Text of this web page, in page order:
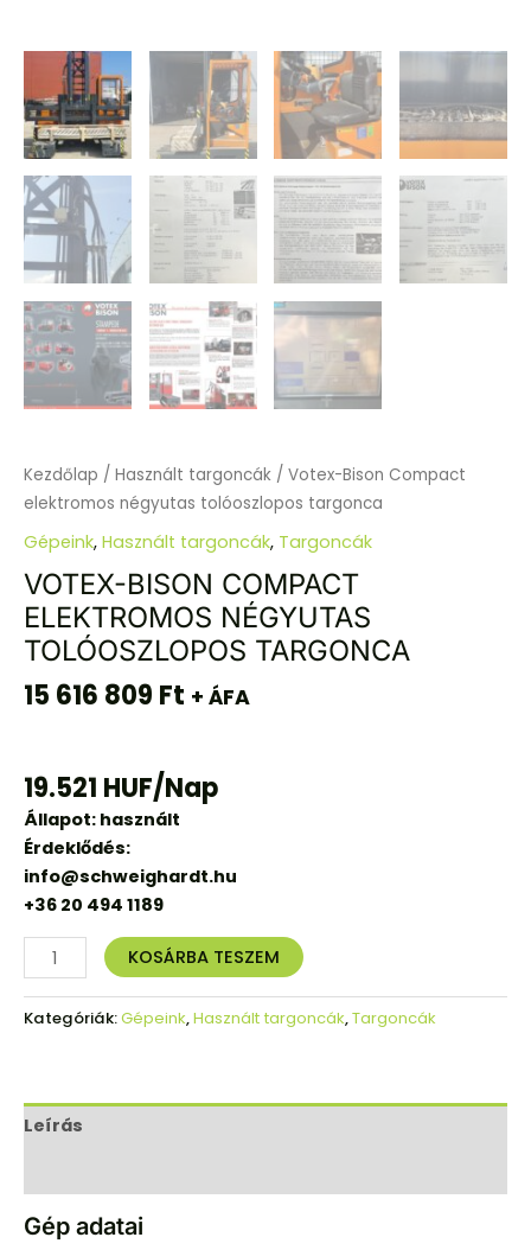
Kezdőlap / Használt targoncák / Votex-Bison Compact
elektromos négyutas tolóoszlopos targonca
Gépeink, Használt targoncák, Targoncák
VOTEX-BISON COMPACT
ELEKTROMOS NÉGYUTAS
TOLÓOSZLOPOS TARGONCA
15 616 809 Ft + ÁFA
19.521 HUF/Nap
Állapot: használt
Érdeklődés:
info@schweighardt.hu
+36 20 494 1189
KOSÁRBA TESZEM
Kategóriák:Gépeink,Használt targoncák,Targoncák
Leírás
Gép adatai